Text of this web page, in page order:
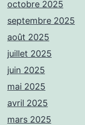
octobre 2025
septembre 2025
août 2025
juillet 2025
juin 2025
mai 2025
avril 2025
mars 2025